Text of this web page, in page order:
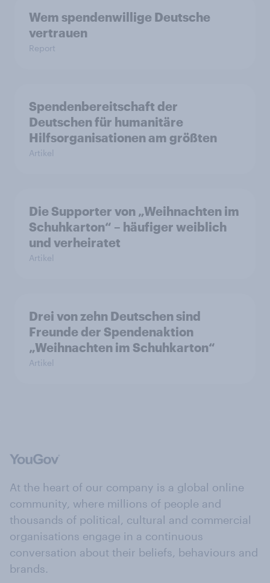
Wem spendenwillige Deutsche
vertrauen
Report
Spendenbereitschaft der
Deutschen für humanitäre
Hilfsorganisationen am größten
Artikel
Die Supporter von „Weihnachten im
Schuhkarton“ – häufiger weiblich
und verheiratet
Artikel
Drei von zehn Deutschen sind
Freunde der Spendenaktion
„Weihnachten im Schuhkarton“
Artikel
At the heart of our company is a global online
community, where millions of people and
thousands of political, cultural and commercial
organisations engage in a continuous
conversation about their beliefs, behaviours and
brands.